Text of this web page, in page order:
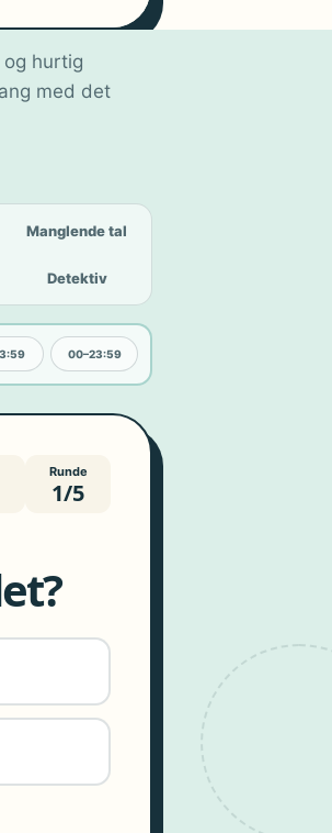
hurtig
med det
Manglende tal
Detektiv
00–23:59
Runde
1/5